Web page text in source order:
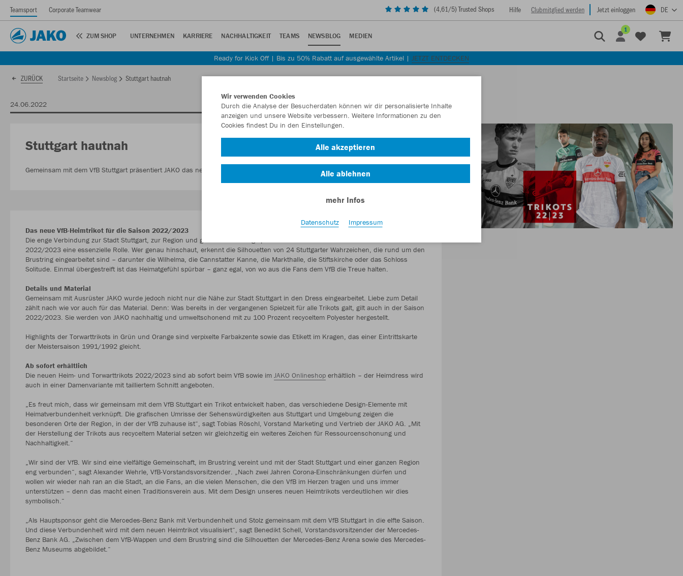
Teamsport Corporate Teamwear (4,61/5) Trusted Shops Hilfe Clubmitglied werden Jetzt einloggen DE
ZUM SHOP UNTERNEHMEN KARRIERE NACHHALTIGKEIT TEAMS NEWSBLOG MEDIEN
1
Ready for Kick Off | Bis zu 50% Rabatt auf ausgewählte Artikel | JETZT ENTDECKEN
ZURÜCK Startseite Newsblog Stuttgart hautnah
24.06.2022
Stuttgart hautnah
Gemeinsam mit dem VfB Stuttgart präsentiert JAKO das neue Heimtrikot für die Saison 2022/2023.
Das neue VfB-Heimtrikot für die Saison 2022/2023
Die enge Verbindung zur Stadt Stuttgart, zur Region und ganz Württemberg spielt beim neuen VfB-Heimtrikot der Saison
2022/2023 eine essenzielle Rolle. Wer genau hinschaut, erkennt die Silhouetten von 24 Stuttgarter Wahrzeichen, die rund um den
Brustring eingearbeitet sind – darunter die Wilhelma, die Cannstatter Kanne, die Markthalle, die Stiftskirche oder das Schloss
Solitude. Einmal übergestreift ist das Heimatgefühl spürbar – ganz egal, von wo aus die Fans dem VfB die Treue halten.
Details und Material
Gemeinsam mit Ausrüster JAKO wurde jedoch nicht nur die Nähe zur Stadt Stuttgart in den Dress eingearbeitet. Liebe zum Detail
zählt nach wie vor auch für das Material. Denn: Was bereits in der vergangenen Spielzeit für alle Trikots galt, gilt auch in der Saison
2022/2023. Sie werden von JAKO nachhaltig und umweltschonend mit zu 100 Prozent recyceltem Polyester hergestellt.
Highlights der Torwarttrikots in Grün und Orange sind verpixelte Farbakzente sowie das Etikett im Kragen, das einer Eintrittskarte
der Meistersaison 1991/1992 gleicht.
Ab sofort erhältlich
Die neuen Heim- und Torwarttrikots 2022/2023 sind ab sofort beim VfB sowie im JAKO Onlineshop erhältlich – der Heimdress wird
auch in einer Damenvariante mit tailliertem Schnitt angeboten.
„Es freut mich, dass wir gemeinsam mit dem VfB Stuttgart ein Trikot entwickelt haben, das verschiedene Design-Elemente mit
Heimatverbundenheit verknüpft. Die grafischen Umrisse der Sehenswürdigkeiten aus Stuttgart und Umgebung zeigen die
besonderen Orte der Region, in der der VfB zuhause ist“, sagt Tobias Röschl, Vorstand Marketing und Vertrieb der JAKO AG. „Mit
der Herstellung der Trikots aus recyceltem Material setzen wir gleichzeitig ein weiteres Zeichen für Ressourcenschonung und
Nachhaltigkeit.“
„Wir sind der VfB. Wir sind eine vielfältige Gemeinschaft, im Brustring vereint und mit der Stadt Stuttgart und einer ganzen Region
eng verbunden“, sagt Alexander Wehrle, VfB-Vorstandsvorsitzender. „Nach zwei Jahren Corona-Einschränkungen dürfen und
wollen wir wieder nah ran an die Stadt, an die Fans, an die vielen Menschen, die den VfB im Herzen tragen und uns immer
unterstützen – denn das macht einen Traditionsverein aus. Mit dem Design unseres neuen Heimtrikots verdeutlichen wir dies
symbolisch.“
„Als Hauptsponsor geht die Mercedes-Benz Bank mit Verbundenheit und Stolz gemeinsam mit dem VfB Stuttgart in die elfte Saison.
Und diese Verbundenheit wird mit dem neuen Heimtrikot visualisiert“, sagt Benedikt Schell, Vorstandsvorsitzender der Mercedes-
Benz Bank AG. „Zwischen dem VfB-Wappen und dem Brustring sind die Silhouetten der Mercedes-Benz Arena sowie des Mercedes-
Benz Museums abgebildet.“
Wir verwenden Cookies
Durch die Analyse der Besucherdaten können wir dir personalisierte Inhalte
anzeigen und unsere Website verbessern. Weitere Informationen zu den
Cookies findest Du in den Einstellungen.
Alle akzeptieren
Alle ablehnen
mehr Infos
Datenschutz Impressum